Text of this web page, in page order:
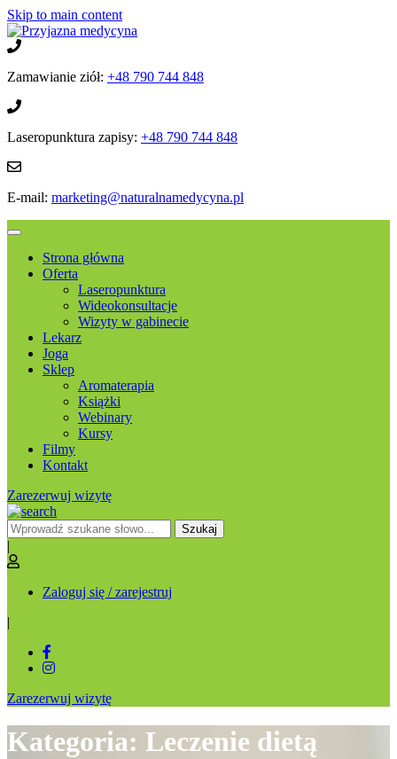
Skip to main content
Zamawianie ziół: +48 790 744 848
Laseropunktura zapisy: +48 790 744 848
E-mail: marketing@naturalnamedycyna.pl
Strona główna
Oferta
Laseropunktura
Wideokonsultacje
Wizyty w gabinecie
Lekarz
Joga
Sklep
Aromaterapia
Książki
Webinary
Kursy
Filmy
Kontakt
Zarezerwuj wizytę
Szukaj
|
Zaloguj się / zarejestruj
|
Zarezerwuj wizytę
Kategoria: Leczenie dietą